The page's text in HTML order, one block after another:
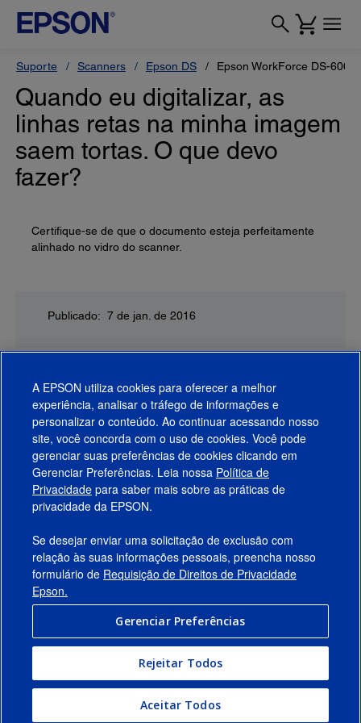
Suporte Scanners Epson DS Epson WorkForce DS-
Quando eu digitalizar, as
linhas retas na minha imagem
saem tortas. O que devo
fazer?
Certifique-se de que o documento esteja perfeitamente
alinhado no vidro do scanner.
Publicado: 7 de jan. de 2016
Produtos
Suporte
Links Sugeridos
Empresa
Conecte-se com a Epson
Termos de Uso
A EPSON utiliza cookies para oferecer a melhor
experiência, analisar o tráfego de informações e
personalizar o conteúdo. Ao continuar acessando nosso
site, você concorda com o uso de cookies. Você pode
gerenciar suas preferências de cookies clicando em
Gerenciar Preferências. Leia nossa Política de
Privacidade para saber mais sobre as práticas de
privacidade da EPSON.
Se desejar enviar uma solicitação de exclusão com
relação às suas informações pessoais, preencha nosso
formulário de Requisição de Direitos de Privacidade
Epson.
Gerenciar Preferências
Rejeitar Todos
Aceitar Todos